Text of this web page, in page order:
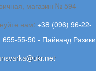
магазин № 594
нам: +38 (096) 96-22-
55-50 - Пайванд Разики